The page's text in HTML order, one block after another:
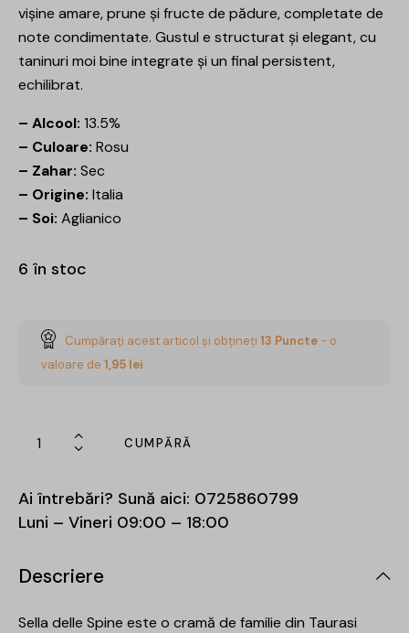
vișine amare, prune și fructe de pădure, completate de
note condimentate. Gustul e structurat și elegant, cu
taninuri moi bine integrate și un final persistent,
echilibrat.
– Alcool: 13.5%
– Culoare: Rosu
– Zahar: Sec
– Origine: Italia
– Soi: Aglianico
6 în stoc
Cumpărați acest articol și obțineți 13 Puncte - o
valoare de 1,95 lei
CUMPĂRĂ
Ai întrebări? Sună aici: 0725860799
Luni – Vineri 09:00 – 18:00
Descriere
Sella delle Spine este o cramă de familie din Taurasi